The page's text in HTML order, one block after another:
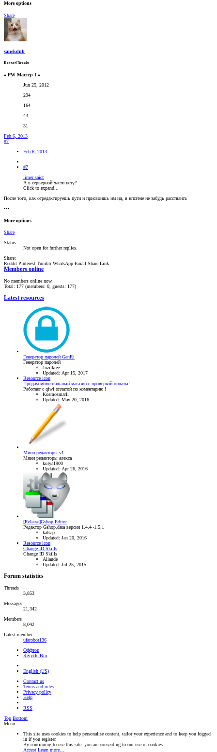
More options
Share
sanekdnb
Record Breaks
« PW Мастер I »
Jun 25, 2012
294
164
43
31
Feb 6, 2013
#7
Feb 6, 2013
#7
limer said:
А в серверной части нету?
Click to expand...
После того, как отредактируешь пути и присвоишь им ид, в нпсгене не забудь расстваить
•••
More options
Share
Status
Not open for further replies.
Share:
Reddit Pinterest Tumblr WhatsApp Email Share Link
Members online
No members online now.
Total: 177 (members: 0, guests: 177)
Latest resources
Генератор паролей GenRi
Генератор паролей
Juzilkree
Updated: Apr 15, 2017
Resource icon
Продам моментальный магазин с проверкой оплаты!
Работает с qiwi оплатой по коментарию !
Kosmosmarli
Updated: May 20, 2016
Мини редакторы v1
Мини редакторы алекса
kolya1900
Updated: Apr 26, 2016
[Release]Gshop Editor
Редактор Gshop.data версии 1.4.4~1.5.1
katsap
Updated: Jan 20, 2016
Resource icon
Change ID Skills
Change ID Skills
Aliande
Updated: Jul 25, 2015
Forum statistics
Threads
3,853
Messages
21,342
Members
8,042
Latest member
ufarobot136
Оффтоп
Recycle Bin
English (US)
Contact us
Terms and rules
Privacy policy
Help
RSS
Top Bottom
Menu
This site uses cookies to help personalise content, tailor your experience and to keep you logged
in if you register.
By continuing to use this site, you are consenting to our use of cookies.
Accept Learn more…